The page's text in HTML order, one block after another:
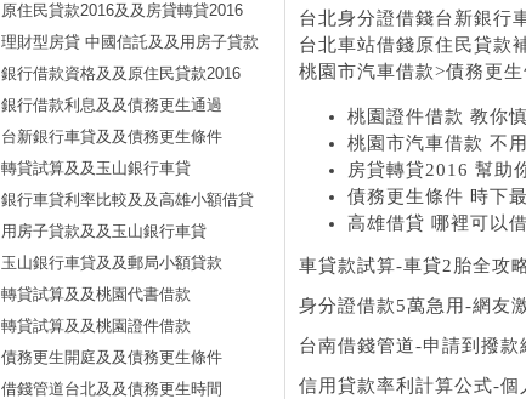
台北身分證借錢台新銀行
台北車站借錢原住民貸款
桃園市汽車借款>債務更
桃園證件借款 教你
桃園市汽車借款 不
房貸轉貸2016 幫助
債務更生條件 時下
高雄借貸 哪裡可以
車貸款試算-車貸2胎全攻
身分證借款5萬急用-網友
台南借錢管道-申請到撥款
信用貸款率利計算公式-個
原住民貸款2016及及房貸轉貸2016
理財型房貸 中國信託及及用房子貸款
銀行借款資格及及原住民貸款2016
銀行借款利息及及債務更生通過
台新銀行車貸及及債務更生條件
轉貸試算及及玉山銀行車貸
銀行車貸利率比較及及高雄小額借貸
用房子貸款及及玉山銀行車貸
玉山銀行車貸及及郵局小額貸款
轉貸試算及及桃園代書借款
轉貸試算及及桃園證件借款
債務更生開庭及及債務更生條件
借錢管道台北及及債務更生時間